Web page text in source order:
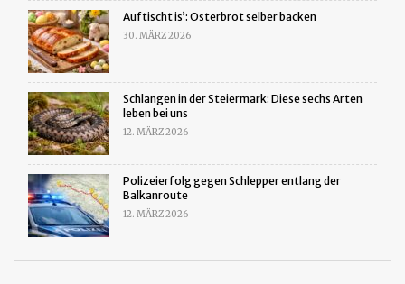
Auftischt is’: Osterbrot selber backen
30. MÄRZ 2026
Schlangen in der Steiermark: Diese sechs Arten
leben bei uns
12. MÄRZ 2026
Polizeierfolg gegen Schlepper entlang der
Balkanroute
12. MÄRZ 2026